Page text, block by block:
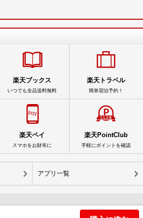
楽天ブックス
いつでも全品送料無料
楽天トラベル
簡単宿泊予約！
楽天ペイ
スマホをお財布に
楽天PointClub
手軽にポイントを確認
アプリ一覧